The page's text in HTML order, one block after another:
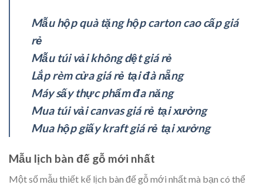
Mẫu hộp quà tặng hộp carton cao cấp giá
rẻ
Mẫu túi vải không dệt giá rẻ
Lắp rèm cửa giá rẻ tại đà nẵng
Máy sấy thực phẩm đa năng
Mua túi vải canvas giá rẻ tại xưởng
Mua hộp giấy kraft giá rẻ tại xưởng
Mẫu lịch bàn đế gỗ mới nhất
Một số mẫu thiết kế lịch bàn đế gỗ mới nhất mà bạn có thể